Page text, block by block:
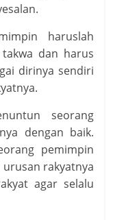
haruslah
dan harus
dirinya sendiri
seorang
dengan baik.
pemimpin
rakyatnya
agar selalu